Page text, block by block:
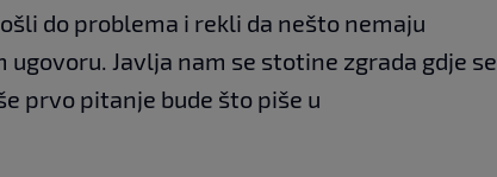
do problema i rekli da nešto nemaju
Javlja nam se stotine zgrada gdje se
prvo pitanje bude što piše u